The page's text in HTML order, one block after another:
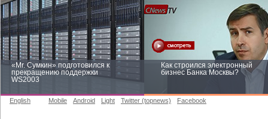
«Mr. Сумкин» подготовился к
прекращению поддержки
WS2003
Как строился электронный
бизнес Банка Москвы?
English Mobile Android Light Twitter (topnews) Facebook